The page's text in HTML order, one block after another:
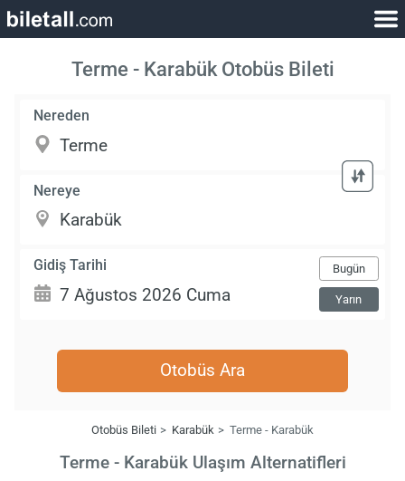
Terme - Karabük Otobüs Bileti
Nereden
Nereye
Gidiş Tarihi Bugün
Yarın
Otobüs Ara
Otobüs Bileti Karabük Terme - Karabük
Terme - Karabük Ulaşım Alternatifleri